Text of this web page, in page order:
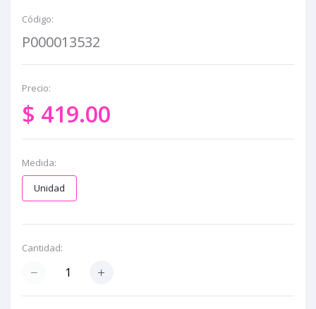
Código:
P000013532
Precio:
$ 419.00
Medida:
Unidad
Cantidad: